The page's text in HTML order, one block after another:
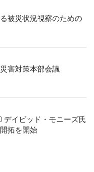
被災状況視察のための
害対策本部会議
デイビッド・モニーズ氏
拓を開始